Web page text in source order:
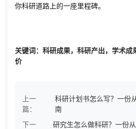
你科研道路上的一座里程碑。
关键词：科研成果，科研产出，学术成
价
上一
篇：
科研计划书怎么写？一份
南
下一
研究生怎么做科研？一份